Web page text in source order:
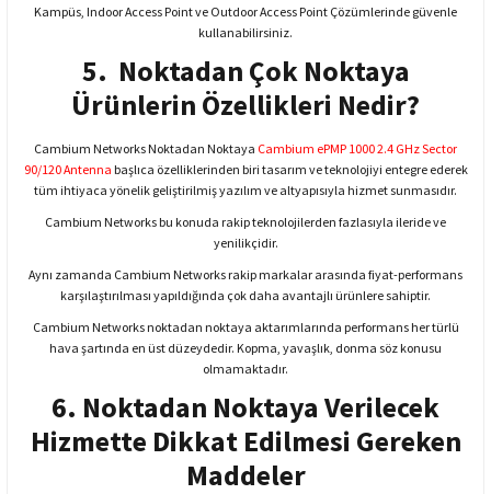
Kampüs, Indoor Access Point ve Outdoor Access Point Çözümlerinde güvenle
kullanabilirsiniz.
5. Noktadan Çok Noktaya
Ürünlerin Özellikleri Nedir?
Cambium Networks Noktadan Noktaya Cambium ePMP 1000 2.4 GHz Sector
90/120 Antenna başlıca özelliklerinden biri tasarım ve teknolojiyi entegre ederek
tüm ihtiyaca yönelik geliştirilmiş yazılım ve altyapısıyla hizmet sunmasıdır.
Cambium Networks bu konuda rakip teknolojilerden fazlasıyla ileride ve
yenilikçidir.
Aynı zamanda Cambium Networks rakip markalar arasında fiyat-performans
karşılaştırılması yapıldığında çok daha avantajlı ürünlere sahiptir.
Cambium Networks noktadan noktaya aktarımlarında performans her türlü
hava şartında en üst düzeydedir. Kopma, yavaşlık, donma söz konusu
olmamaktadır.
6. Noktadan Noktaya Verilecek
Hizmette Dikkat Edilmesi Gereken
Maddeler